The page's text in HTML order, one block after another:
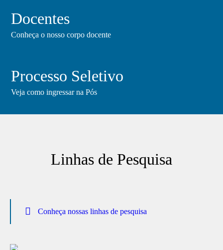
Docentes
Conheça o nosso corpo docente
Processo Seletivo
Veja como ingressar na Pós
Linhas de Pesquisa
Conheça nossas linhas de pesquisa